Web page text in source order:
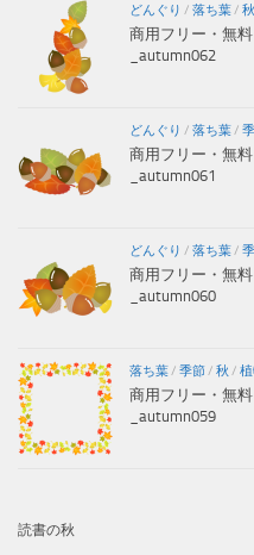
どんぐり / 落ち葉/ 秋
商用フリー・無
_autumn062
どんぐり / 落ち葉/
商用フリー・無
_autumn061
どんぐり / 落ち葉/
商用フリー・無
_autumn060
落ち葉/ 季節/ 秋 /
商用フリー・無
_autumn059
読書の秋